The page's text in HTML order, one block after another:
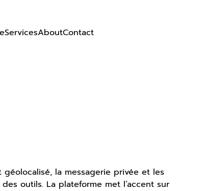
ServicesAboutContact
la messagerie privée et les
outils. La plateforme met l’accent sur